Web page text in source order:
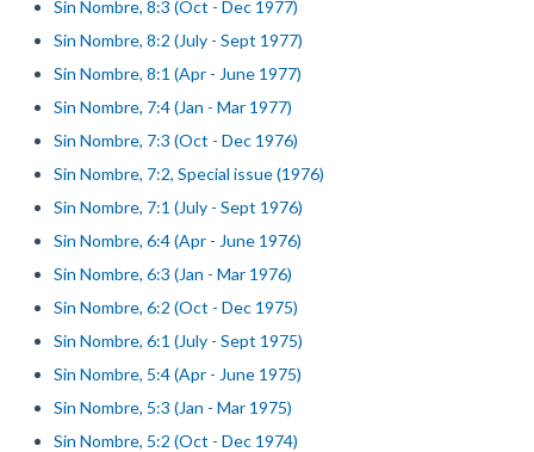
Sin Nombre, 8:3 (Oct - Dec 1977)
Sin Nombre, 8:2 (July - Sept 1977)
Sin Nombre, 8:1 (Apr - June 1977)
Sin Nombre, 7:4 (Jan - Mar 1977)
Sin Nombre, 7:3 (Oct - Dec 1976)
Sin Nombre, 7:2, Special issue (1976)
Sin Nombre, 7:1 (July - Sept 1976)
Sin Nombre, 6:4 (Apr - June 1976)
Sin Nombre, 6:3 (Jan - Mar 1976)
Sin Nombre, 6:2 (Oct - Dec 1975)
Sin Nombre, 6:1 (July - Sept 1975)
Sin Nombre, 5:4 (Apr - June 1975)
Sin Nombre, 5:3 (Jan - Mar 1975)
Sin Nombre, 5:2 (Oct - Dec 1974)